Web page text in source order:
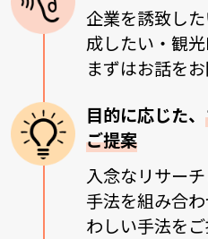
企業を誘致し
成したい・観光
まずはお話を
目的に応じた、
ご提案
入念なリサー
手法を組み合
わしい手法をご